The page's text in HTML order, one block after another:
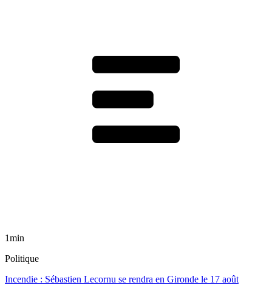
1min
Politique
Incendie : Sébastien Lecornu se rendra en Gironde le 17 août